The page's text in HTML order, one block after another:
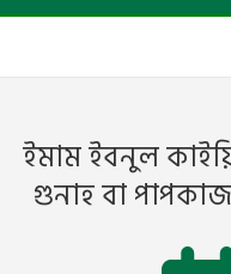
ইমাম ইবনুল
গুনাহ বা